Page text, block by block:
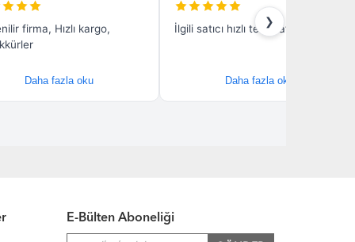
E-Bülten Aboneliği